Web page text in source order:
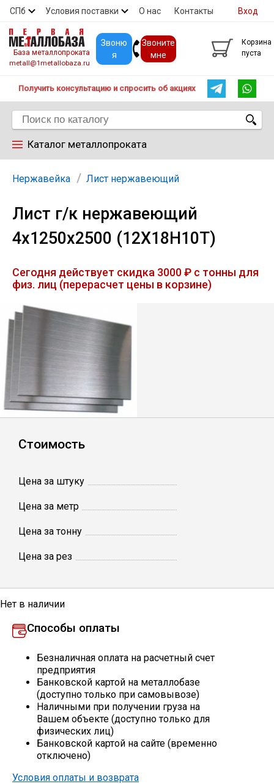
СПб Условия поставки О нас Контакты
Скидки Прайс Покупателям
Вход
База металлопроката
metall@1metallobaza.ru
Звоню
я
Звоните
мне
Корзина
пуста
Получить консультацию и спросить об акциях
Каталог металлопроката
Арматура
Труба профильная
Лист
Уголок
Швеллер
Катанка
Круг
Столбы заборные
Сетка кладочная
Круги абразивные
Электроды
Нержавейка Лист нержавеющий
Лист г/к нержавеющий
4х1250х2500 (12Х18Н10Т)
Сегодня действует скидка 3000 ₽ с тонны для
физ. лиц (перерасчет цены в корзине)
Стоимость
Цена за штуку
Цена за метр
Цена за тонну
Цена за рез
Нет в наличии
Способы оплаты
Безналичная оплата на расчетный счет
предприятия
Банковской картой на металлобазе
(доступно только при самовывозе)
Наличными при получении груза на
Вашем объекте (доступно только для
физических лиц)
Банковской картой на сайте (временно
отключено)
Условия оплаты и возврата